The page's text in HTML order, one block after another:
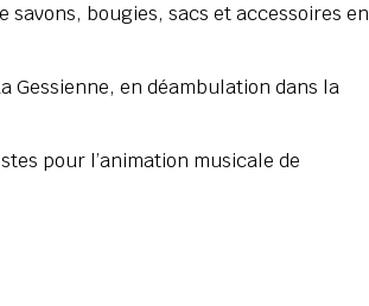
bougies, sacs et accessoires en
Gessienne, en déambulation dans la
pour l’animation musicale de